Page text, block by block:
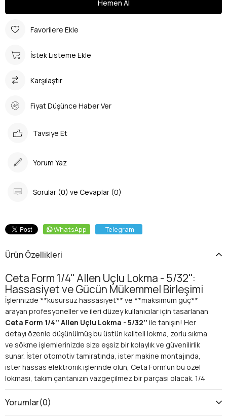
Favorilere Ekle
İstek Listeme Ekle
Karşılaştır
Fiyat Düşünce Haber Ver
Tavsiye Et
Yorum Yaz
Sorular (0) ve Cevaplar (0)
WhatsApp Telegram
Ürün Özellikleri
Ceta Form 1/4'' Allen Uçlu Lokma - 5/32'':
Hassasiyet ve Gücün Mükemmel Birleşimi
İşlerinizde **kusursuz hassasiyet** ve **maksimum güç**
arayan profesyoneller ve ileri düzey kullanıcılar için tasarlanan
Ceta Form 1/4'' Allen Uçlu Lokma - 5/32'' ile tanışın! Her
detayı özenle düşünülmüş bu üstün kaliteli lokma, zorlu sıkma
ve sökme işlemlerinizde size eşsiz bir kolaylık ve güvenilirlik
sunar. İster otomotiv tamiratında, ister makine montajında,
ister hassas elektronik işlerinde olun, Ceta Form'un bu özel
lokması, takım çantanızın vazgeçilmez bir parçası olacak. 1/4
inç sürücü boyutu ve 5/32 inç Allen (Hex) ucu sayesinde,
standart dışı imperial boyutlardaki hex başlı bağlantı
Yorumlar(0)